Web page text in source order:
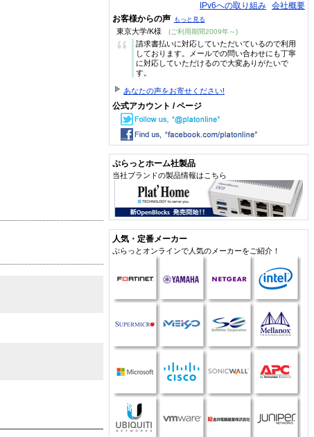
IPv6への取り組み 会社概要
お客様からの声 もっと見る
東京大学/K様 (ご利用期間2009年～)
“
請求書払いに対応していただいているので利用
しております。メールでの問い合わせにも丁寧
に対応していただけるので大変ありがたいで
す。
あなたの声をお寄せください!
公式アカウント / ページ
ぷらっとホーム社製品
当社ブランドの製品情報はこちら
人気・定番メーカー
ぷらっとオンラインで人気のメーカーをご紹介！